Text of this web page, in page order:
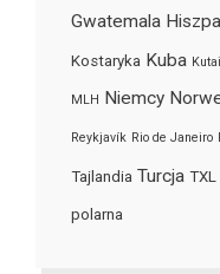
Gwatemala
Kostaryka Kuba
MLH Niemcy
Reykjavík Rio de Janeiro
Tajlandia Turcja TXL
polarna